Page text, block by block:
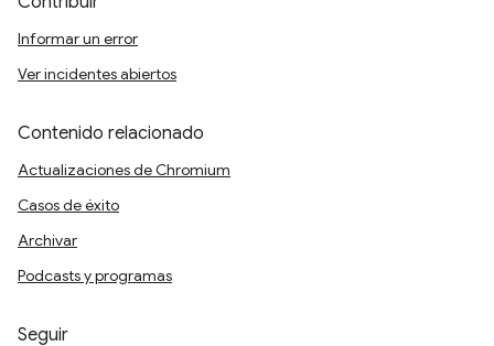
Informar un error
Ver incidentes abiertos
Contenido relacionado
Actualizaciones de Chromium
Casos de éxito
Archivar
Podcasts y programas
Seguir